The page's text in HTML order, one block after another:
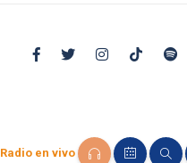
Radio en vivo